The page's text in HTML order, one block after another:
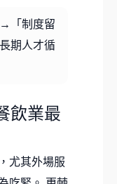
「制度留
期人才循
飲業最
尤其外場服